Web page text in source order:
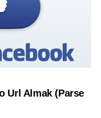
Url Almak (Parse